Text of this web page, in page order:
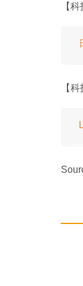
【科
【科